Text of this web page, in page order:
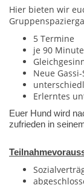
Hier bieten wir
5 Termine
je 90
Neue
Erlerntes
Euer Hund wird
zufrieden in